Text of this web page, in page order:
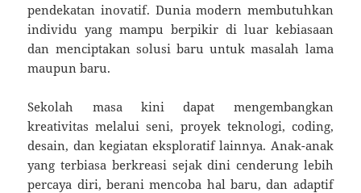
pendekatan inovatif. Dunia modern membutuhkan
individu yang mampu berpikir di luar kebiasaan
dan menciptakan solusi baru untuk masalah lama
maupun baru.
Sekolah masa kini dapat mengembangkan
kreativitas melalui seni, proyek teknologi, coding,
desain, dan kegiatan eksploratif lainnya. Anak-anak
yang terbiasa berkreasi sejak dini cenderung lebih
percaya diri, berani mencoba hal baru, dan adaptif